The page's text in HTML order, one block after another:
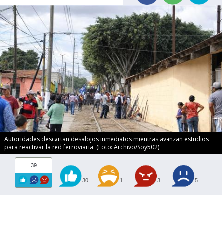
Autoridades descartan desalojos inmediatos mientras avanzan estudios
para reactivar la red ferroviaria. (Foto: Archivo/Soy502)
39
30 1 3 5